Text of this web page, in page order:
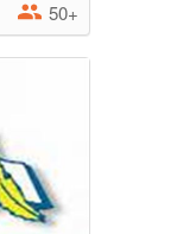
50+